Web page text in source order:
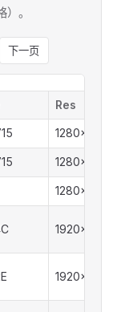
1280x1024
1280x1024
1280x1024
1440x900
1440x900
1680x1050
1280x1024
。
下一页
Res
1280x1024
1280x1024
1280x1024
1920x1080
1920x1080